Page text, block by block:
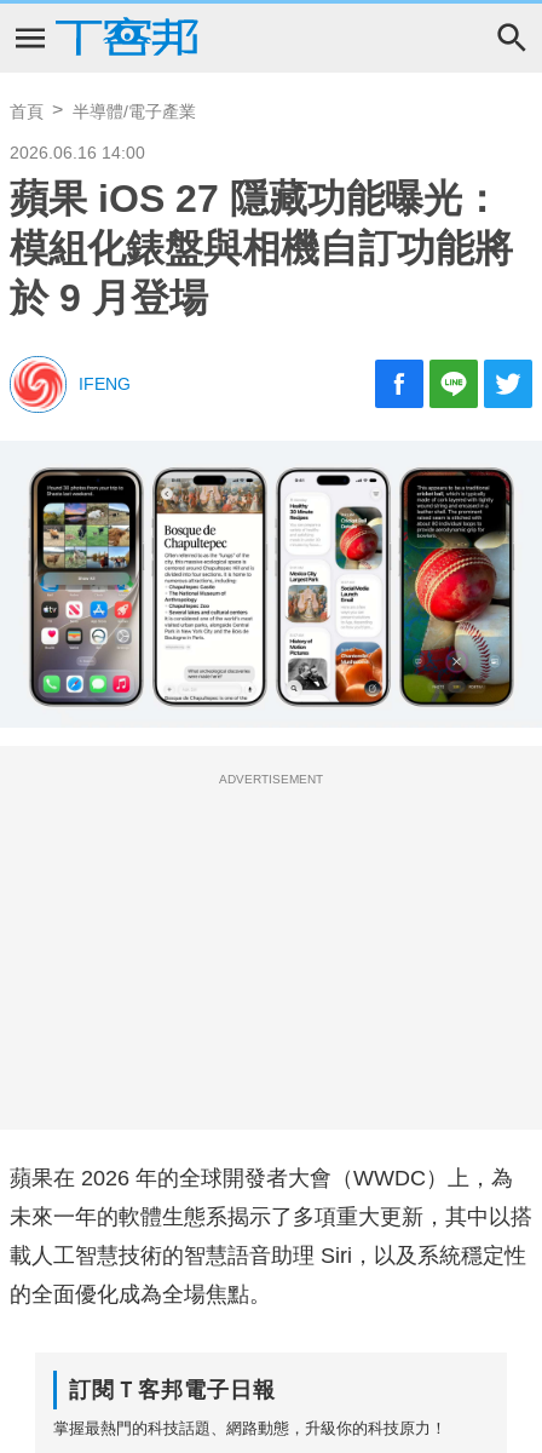
首頁 半導體/電子產業
2026.06.16 14:00
蘋果 iOS 27 隱藏功能曝光：
模組化錶盤與相機自訂功能將
於 9 月登場
IFENG
ADVERTISEMENT
蘋果在 2026 年的全球開發者大會（WWDC）上，為
未來一年的軟體生態系揭示了多項重大更新，其中以搭
載人工智慧技術的智慧語音助理 Siri，以及系統穩定性
的全面優化成為全場焦點。
訂閱Ｔ客邦電子日報
掌握最熱門的科技話題、網路動態，升級你的科技原力！